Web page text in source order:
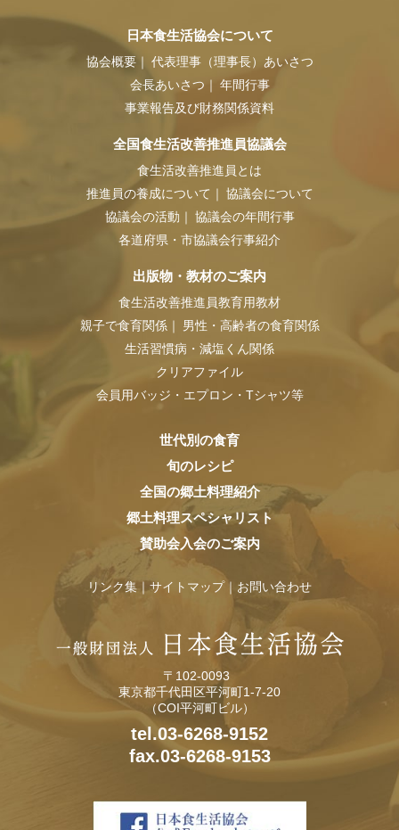
日本食生活協会について
協会概要
代表理事（理事長）あいさつ
会長あいさつ
年間行事
事業報告及び財務関係資料
全国食生活改善推進員協議会
食生活改善推進員とは
推進員の養成について
協議会について
協議会の活動
協議会の年間行事
各道府県・市協議会行事紹介
出版物・教材のご案内
食生活改善推進員教育用教材
親子で食育関係
男性・高齢者の食育関係
生活習慣病・減塩くん関係
クリアファイル
会員用バッジ・エプロン・Tシャツ等
世代別の食育
旬のレシピ
全国の郷土料理紹介
郷土料理スペシャリスト
賛助会入会のご案内
リンク集 サイトマップ お問い合わせ
〒102-0093
東京都千代田区平河町1-7-20
（COI平河町ビル）
tel.03-6268-9152
fax.03-6268-9153